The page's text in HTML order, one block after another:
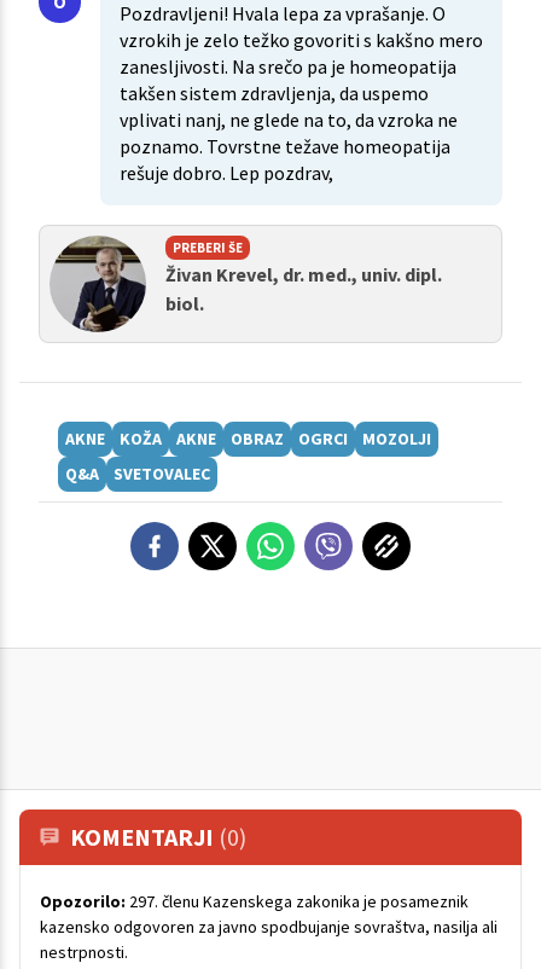
Pozdravljeni! Hvala lepa za vprašanje. O
vzrokih je zelo težko govoriti s kakšno mero
zanesljivosti. Na srečo pa je homeopatija
takšen sistem zdravljenja, da uspemo
vplivati nanj, ne glede na to, da vzroka ne
poznamo. Tovrstne težave homeopatija
rešuje dobro. Lep pozdrav,
PREBERI ŠE
Živan Krevel, dr. med., univ. dipl.
biol.
AKNE KOŽA AKNE OBRAZ OGRCI
MOZOLJI
Q&A
SVETOVALEC
KOMENTARJI (0)
Opozorilo: 297. členu Kazenskega zakonika je posameznik
kazensko odgovoren za javno spodbujanje sovraštva, nasilja ali
nestrpnosti.